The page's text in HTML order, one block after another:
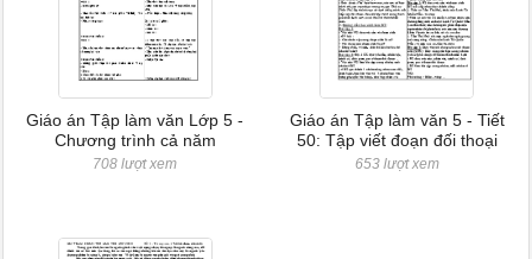
Giáo án Tập làm văn Lớp 5 -
Chương trình cả năm
708 lượt xem
Giáo án Tập làm văn 5 - Tiết
50: Tập viết đoạn đối thoại
653 lượt xem